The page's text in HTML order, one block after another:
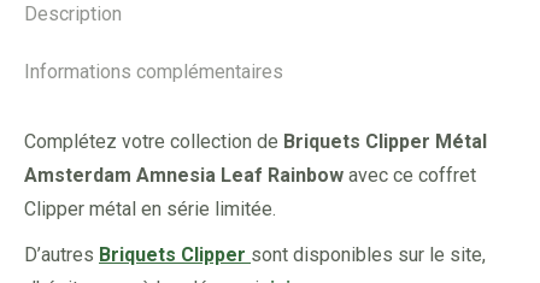
Description
Informations complémentaires
Complétez votre collection de Briquets Clipper Métal
Amsterdam Amnesia Leaf Rainbow avec ce coffret
Clipper métal en série limitée.
D’autres Briquets Clipper sont disponibles sur le site,